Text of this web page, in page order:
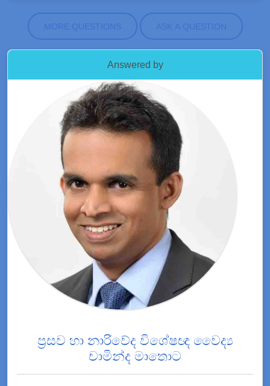
MORE QUESTIONS ASK A QUESTION
Answered by
ප්‍රසව හා නාරිවේද විශේෂඥ වෛද්‍ය
චාමින්ද මාතොට